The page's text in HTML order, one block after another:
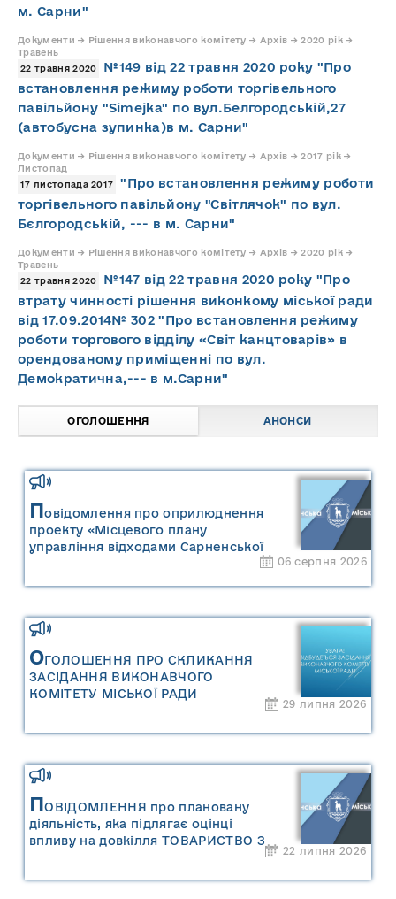
м. Сарни"
Документи → Рішення виконавчого комітету → Архів → 2020 рік →
Травень
22 травня 2020
№149 від 22 травня 2020 року "Про
встановлення режиму роботи торгівельного
павільйону "Simejka" по вул.Белгородській,27
(автобусна зупинка)в м. Сарни"
Документи → Рішення виконавчого комітету → Архів → 2017 рік →
Листопад
17 листопада 2017
"Про встановлення режиму роботи
торгівельного павільйону "Світлячок" по вул.
Бєлгородській, --- в м. Сарни"
Документи → Рішення виконавчого комітету → Архів → 2020 рік →
Травень
22 травня 2020
№147 від 22 травня 2020 року "Про
втрату чинності рішення виконкому міської ради
від 17.09.2014№ 302 "Про встановлення режиму
роботи торгового відділу «Світ канцтоварів» в
орендованому приміщенні по вул.
Демократична,--- в м.Сарни"
ОГОЛОШЕННЯ АНОНСИ
Повідомлення про оприлюднення
проекту «Місцевого плану
управління відходами Сарненської
міської територіальної громади» та
управління відходами Сарненської
міської територіальної громади»
06 серпня 2026
ОГОЛОШЕННЯ ПРО СКЛИКАННЯ
ЗАСІДАННЯ ВИКОНАВЧОГО
КОМІТЕТУ МІСЬКОЇ РАДИ
29 липня 2026
ПОВІДОМЛЕННЯ про плановану
діяльність, яка підлягає оцінці
впливу на довкілля ТОВАРИСТВО З
22 липня 2026